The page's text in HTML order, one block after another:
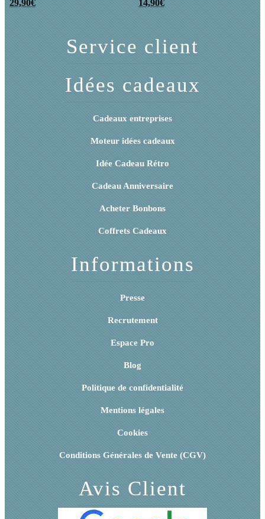
années 80 remplie
29,90€
rétro
14,90€
Service client
Idées cadeaux
Cadeaux entreprises
Moteur idées cadeaux
Idée Cadeau Rétro
Cadeau Anniversaire
Acheter Bonbons
Coffrets Cadeaux
Informations
Presse
Recrutement
Espace Pro
Blog
Politique de confidentialité
Mentions légales
Cookies
Conditions Générales de Vente (CGV)
Avis Client